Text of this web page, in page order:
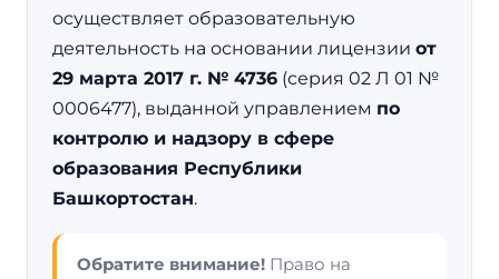
осуществляет образовательную
деятельность на основании лицензии от
29 марта 2017 г. № 4736 (серия 02 Л 01 №
0006477), выданной управлением по
контролю и надзору в сфере
образования Республики
Башкортостан.
Обратите внимание! Право на